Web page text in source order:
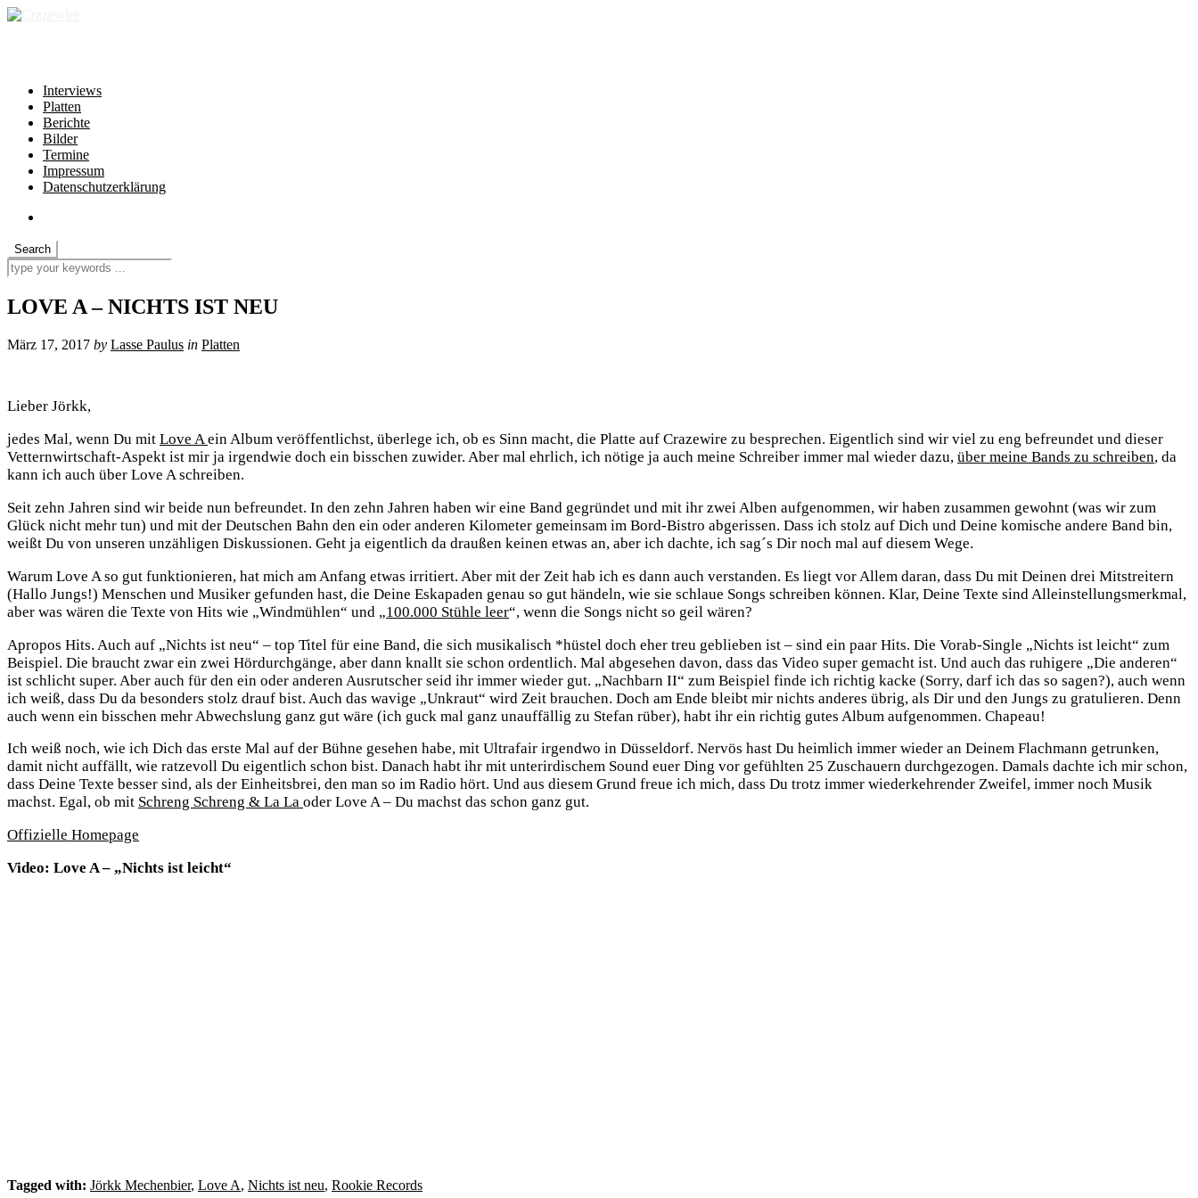
Interviews
Platten
Berichte
Bilder
Termine
Impressum
Datenschutzerklärung
LOVE A – NICHTS IST NEU
März 17, 2017 by Lasse Paulus in Platten
Lieber Jörkk,
jedes Mal, wenn Du mit Love Aein Album veröffentlichst, überlege ich, ob es Sinn macht, die Platte auf Crazewire zu besprechen. Eigentlich sind wir viel zu eng befreundet und dieser
Vetternwirtschaft-Aspekt ist mir ja irgendwie doch ein bisschen zuwider. Aber mal ehrlich, ich nötige ja auch meine Schreiber immer mal wieder dazu, über meine Bands zu schreiben, da
kann ich auch über Love A schreiben.
Seit zehn Jahren sind wir beide nun befreundet. In den zehn Jahren haben wir eine Band gegründet und mit ihr zwei Alben aufgenommen, wir haben zusammen gewohnt (was wir zum
Glück nicht mehr tun) und mit der Deutschen Bahn den ein oder anderen Kilometer gemeinsam im Bord-Bistro abgerissen. Dass ich stolz auf Dich und Deine komische andere Band bin,
weißt Du von unseren unzähligen Diskussionen. Geht ja eigentlich da draußen keinen etwas an, aber ich dachte, ich sag´s Dir noch mal auf diesem Wege.
Warum Love A so gut funktionieren, hat mich am Anfang etwas irritiert. Aber mit der Zeit hab ich es dann auch verstanden. Es liegt vor Allem daran, dass Du mit Deinen drei Mitstreitern
(Hallo Jungs!) Menschen und Musiker gefunden hast, die Deine Eskapaden genau so gut händeln, wie sie schlaue Songs schreiben können. Klar, Deine Texte sind Alleinstellungsmerkmal,
aber was wären die Texte von Hits wie „Windmühlen“ und „100.000 Stühle leer“, wenn die Songs nicht so geil wären?
Apropos Hits. Auch auf „Nichts ist neu“ – top Titel für eine Band, die sich musikalisch *hüstel doch eher treu geblieben ist – sind ein paar Hits. Die Vorab-Single „Nichts ist leicht“ zum
Beispiel. Die braucht zwar ein zwei Hördurchgänge, aber dann knallt sie schon ordentlich. Mal abgesehen davon, dass das Video super gemacht ist. Und auch das ruhigere „Die anderen“
ist schlicht super. Aber auch für den ein oder anderen Ausrutscher seid ihr immer wieder gut. „Nachbarn II“ zum Beispiel finde ich richtig kacke (Sorry, darf ich das so sagen?), auch wenn
ich weiß, dass Du da besonders stolz drauf bist. Auch das wavige „Unkraut“ wird Zeit brauchen. Doch am Ende bleibt mir nichts anderes übrig, als Dir und den Jungs zu gratulieren. Denn
auch wenn ein bisschen mehr Abwechslung ganz gut wäre (ich guck mal ganz unauffällig zu Stefan rüber), habt ihr ein richtig gutes Album aufgenommen. Chapeau!
Ich weiß noch, wie ich Dich das erste Mal auf der Bühne gesehen habe, mit Ultrafair irgendwo in Düsseldorf. Nervös hast Du heimlich immer wieder an Deinem Flachmann getrunken,
damit nicht auffällt, wie ratzevoll Du eigentlich schon bist. Danach habt ihr mit unterirdischem Sound euer Ding vor gefühlten 25 Zuschauern durchgezogen. Damals dachte ich mir schon,
dass Deine Texte besser sind, als der Einheitsbrei, den man so im Radio hört. Und aus diesem Grund freue ich mich, dass Du trotz immer wiederkehrender Zweifel, immer noch Musik
machst. Egal, ob mit Schreng Schreng & La La oder Love A – Du machst das schon ganz gut.
Offizielle Homepage
Video: Love A – „Nichts ist leicht“
Tagged with: Jörkk Mechenbier, Love A, Nichts ist neu, Rookie Records